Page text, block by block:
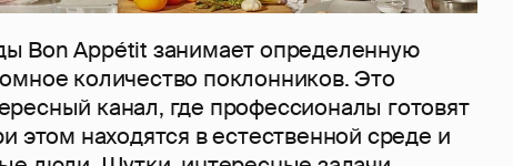
Bon Appétit занимает определенную
количество поклонников. Это
канал, где профессионалы готовят
этом находятся в естественной среде и